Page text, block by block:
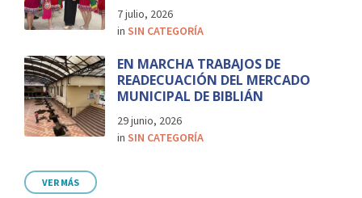
7 julio, 2026
in SIN CATEGORÍA
EN MARCHA TRABAJOS DE
READECUACIÓN DEL MERCADO
MUNICIPAL DE BIBLIÁN
29 junio, 2026
in SIN CATEGORÍA
VER MÁS